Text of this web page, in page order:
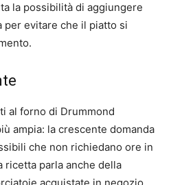
la possibilità di aggiungere
per evitare che il piatto si
al forno di Drummond
ampia: la crescente domanda
che non richiedano ore in
ricetta parla anche della